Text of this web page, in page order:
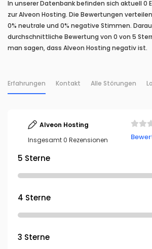
In unserer Datenbank befinden sich aktuell 0
zur Alveon Hosting. Die Bewertungen
0% neutrale und 0% negative Stimmen.
durchschnittliche Bewertung von 0 von 5
man sagen, dass Alveon Hosting negativ ist.
Erfahrungen Kontakt Alle Störungen
Alveon Hosting
Insgesamt 0 Rezensionen
5 Sterne
4 Sterne
3 Sterne